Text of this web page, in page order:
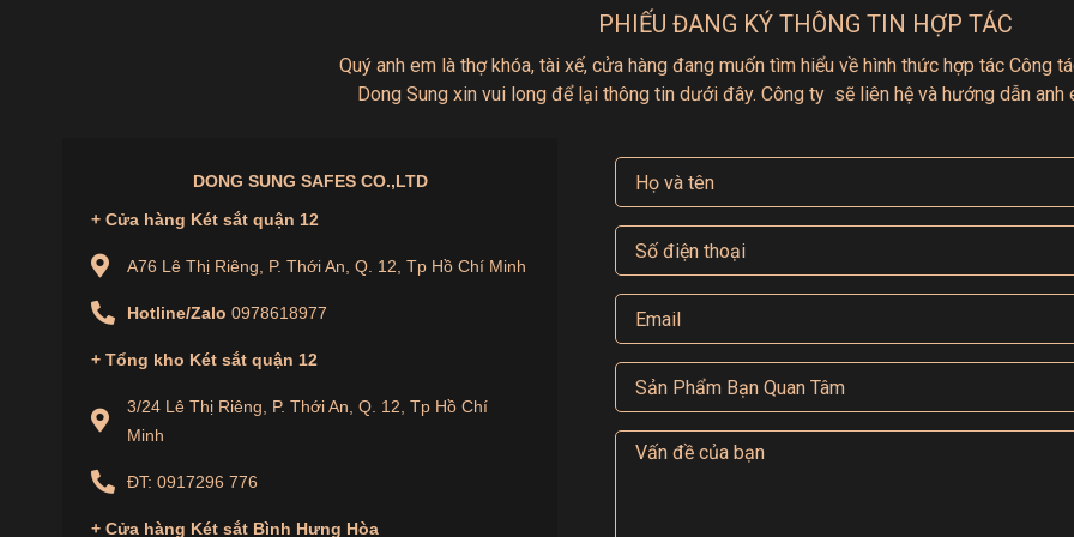
PHIẾU ĐANG KÝ THÔNG TIN HỢP TÁC
Quý anh em là thợ khóa, tài xế, cửa hàng đang muốn tìm hiểu về hình thức hợp tác Công
Dong Sung xin vui long để lại thông tin dưới đây. Công ty sẽ liên hệ và hướng dẫn anh
DONG SUNG SAFES CO.,LTD
+ Cửa hàng Két sắt quận 12
A76 Lê Thị Riêng, P. Thới An, Q. 12, Tp Hồ Chí Minh
Hotline/Zalo 0978618977
+ Tổng kho Két sắt quận 12
3/24 Lê Thị Riêng, P. Thới An, Q. 12, Tp Hồ Chí
Minh
ĐT: 0917296 776
+ Cửa hàng Két sắt Bình Hưng Hòa